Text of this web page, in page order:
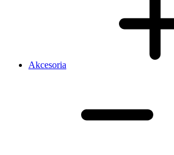
Akcesoria